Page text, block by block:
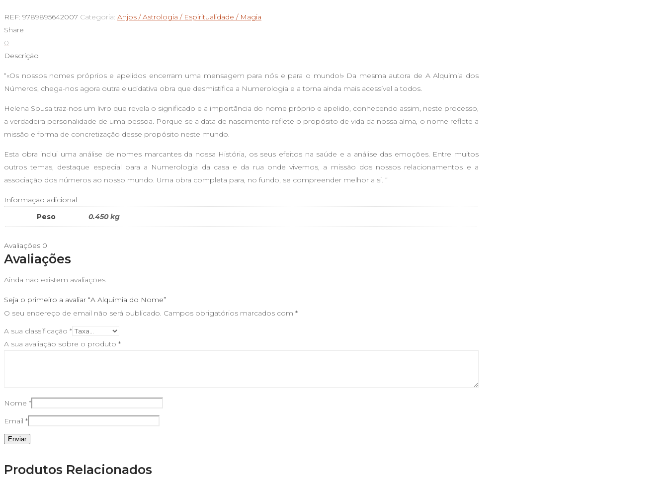
A
Alquimia
do
Nome
REF: 9789895642007 Categoria: Anjos / Astrologia / Espiritualidade / Magia
Share
0
Descrição
“«Os nossos nomes próprios e apelidos encerram uma mensagem para nós e para o mundo!» Da mesma autora de A Alquimia dos
Números, chega-nos agora outra elucidativa obra que desmistifica a Numerologia e a torna ainda mais acessível a todos.
Helena Sousa traz-nos um livro que revela o significado e a importância do nome próprio e apelido, conhecendo assim, neste processo,
a verdadeira personalidade de uma pessoa. Porque se a data de nascimento reflete o propósito de vida da nossa alma, o nome reflete a
missão e forma de concretização desse propósito neste mundo.
Esta obra inclui uma análise de nomes marcantes da nossa História, os seus efeitos na saúde e a análise das emoções. Entre muitos
outros temas, destaque especial para a Numerologia da casa e da rua onde vivemos, a missão dos nossos relacionamentos e a
associação dos números ao nosso mundo. Uma obra completa para, no fundo, se compreender melhor a si. “
Informação adicional
Peso
0.450 kg
Avaliações 0
Avaliações
Ainda não existem avaliações.
Seja o primeiro a avaliar “A Alquimia do Nome”
O seu endereço de email não será publicado. Campos obrigatórios marcados com *
A sua classificação *
A sua avaliação sobre o produto *
Nome *
Email *
Produtos Relacionados